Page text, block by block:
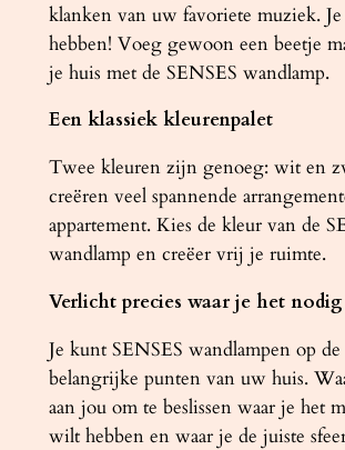
klanken van uw favoriete muziek.
hebben! Voeg gewoon een beetje
je huis met de SENSES wandlamp.
Een klassiek kleurenpalet
Twee kleuren zijn genoeg: wit en
creëren veel spannende
appartement. Kies de kleur van de
wandlamp en creëer vrij je ruimte.
Verlicht precies waar je het
Je kunt SENSES wandlampen op de
belangrijke punten van uw huis.
aan jou om te beslissen waar je het
wilt hebben en waar je de juiste